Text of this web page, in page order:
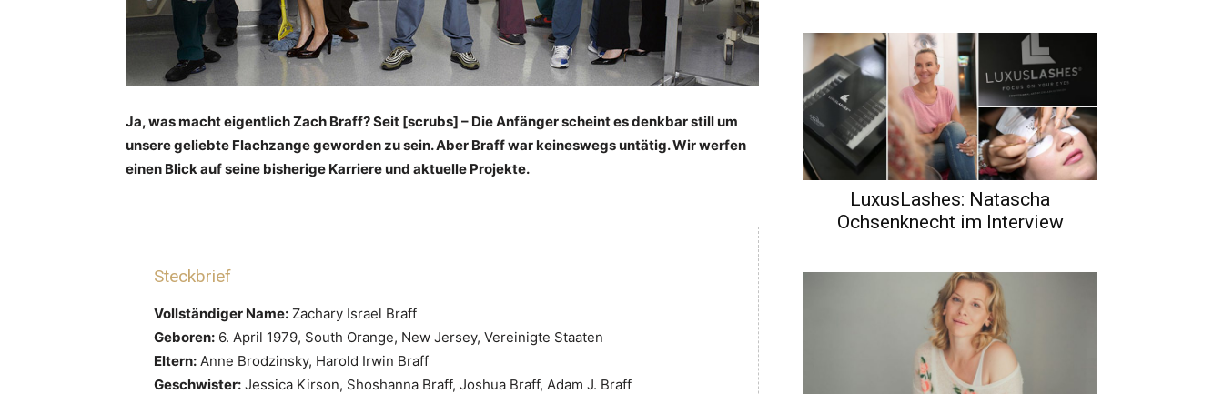
Ja, was macht eigentlich Zach Braff? Seit [scrubs] – Die Anfänger scheint es denkbar still um
unsere geliebte Flachzange geworden zu sein. Aber Braff war keineswegs untätig. Wir werfen
einen Blick auf seine bisherige Karriere und aktuelle Projekte.
Steckbrief
Vollständiger Name: Zachary Israel Braff
Geboren: 6. April 1979, South Orange, New Jersey, Vereinigte Staaten
Eltern: Anne Brodzinsky, Harold Irwin Braff
Geschwister: Jessica Kirson, Shoshanna Braff, Joshua Braff, Adam J. Braff
LuxusLashes: Natascha
Ochsenknecht im Interview